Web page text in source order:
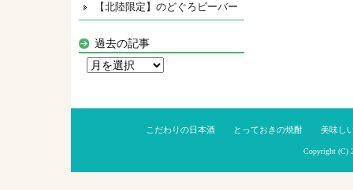
【北陸限定】のどぐろビーバー
過去の記事
こだわりの日本酒 とっておきの焼酎 美味し
Copyright (C)